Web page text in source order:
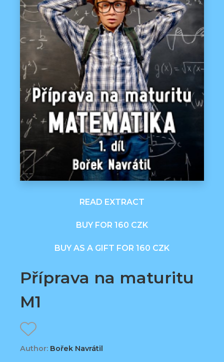
READ EXTRACT
BUY FOR 160 CZK
BUY AS A GIFT FOR 160 CZK
Příprava na maturitu
M1
Author: Bořek Navrátil